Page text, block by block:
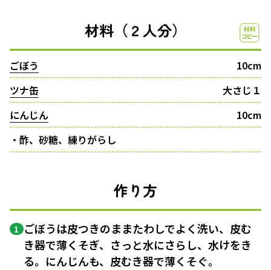
材料（２人分）
ごぼう
10cm
ツナ缶
大さじ１
にんじん
10cm
・酢、砂糖、練りがらし
作り方
1 ごぼうは皮つきのままたわしでよく洗い、皮む
き器で薄くそぎ、さっと水にさらし、水けをき
る。にんじんも、皮むき器で薄くそぐ。